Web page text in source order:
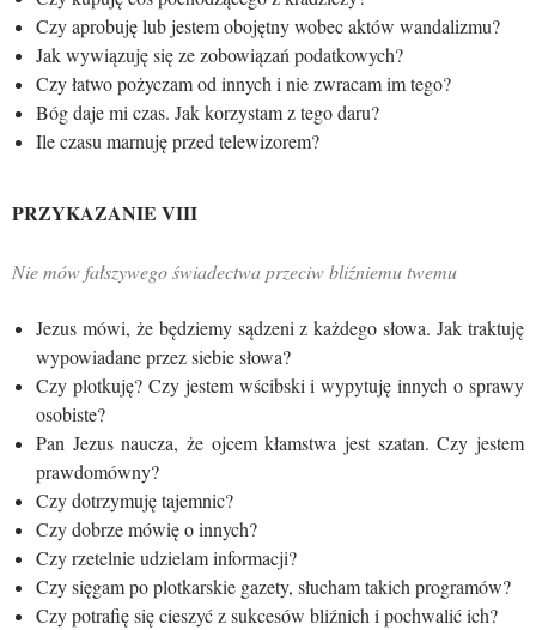
Czy aprobuję lub jestem obojętny wobec aktów wandalizmu?
Jak wywiązuję się ze zobowiązań podatkowych?
Czy łatwo pożyczam od innych i nie zwracam im tego?
Bóg daje mi czas. Jak korzystam z tego daru?
Ile czasu marnuję przed telewizorem?
PRZYKAZANIE VIII
Nie mów fałszywego świadectwa przeciw bliźniemu twemu
Jezus mówi, że będziemy sądzeni z każdego słowa. Jak traktuję
wypowiadane przez siebie słowa?
Czy plotkuję? Czy jestem wścibski i wypytuję innych o sprawy
osobiste?
Pan Jezus naucza, że ojcem kłamstwa jest szatan. Czy jestem
prawdomówny?
Czy dotrzymuję tajemnic?
Czy dobrze mówię o innych?
Czy rzetelnie udzielam informacji?
Czy sięgam po plotkarskie gazety, słucham takich programów?
Czy potrafię się cieszyć z sukcesów bliźnich i pochwalić ich?